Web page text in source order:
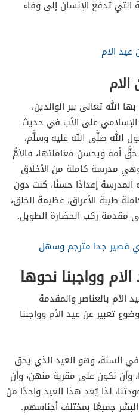
التي تدفع الإنسان إلى وفاء
عيد الام
الله تعالى ببر الوالدين،
الإسلامي على الأب في حديث
الله صلَّى الله عليه وسلَّم،
أمه ويحسن معاملتها، فالأمُّ
مدرسة كاملة من الأخلاق
المدرسة إعدادًا حسنًا، كنت دون
طيبة الأعراق، عظيمة الخلق،
ركب الحضارة الطويل.
قصير جدا مترجم وسهل
وواجبنا نحوها
الأم بالعناصر والمقدمة
تعبير عن عيد الأم وواجبنا
السنة، وهو العيد الذي يحق
وأن نكون على مقربة منهن، وأن
لذا يُعد هذا العيد واحدًا من
البشر جميعًا بمختلف أجناسهم.